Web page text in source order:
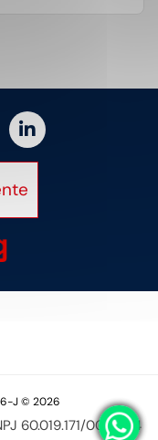
J © 2026
60.019.171/0001-94